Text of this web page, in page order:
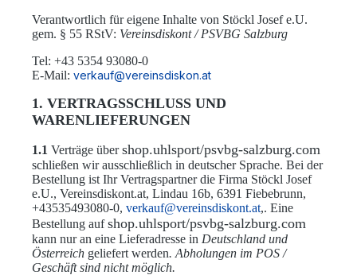
Verantwortlich für eigene Inhalte von Stöckl Josef e.U.
gem. § 55 RStV: Vereinsdiskont / PSVBG Salzburg
Tel: +43 5354 93080-0
E-Mail: verkauf@vereinsdiskon.at
1. VERTRAGSSCHLUSS UND
WARENLIEFERUNGEN
1.1 Verträge übershop.uhlsport/psvbg-salzburg.com
schließen wir ausschließlich in deutscher Sprache. Bei der
Bestellung ist Ihr Vertragspartner die Firma Stöckl Josef
e.U., Vereinsdiskont.at, Lindau 16b, 6391 Fiebebrunn,
+43535493080-0, verkauf@vereinsdiskont.at,. Eine
Bestellung aufshop.uhlsport/psvbg-salzburg.com
kann nur an eine Lieferadresse in Deutschland und
Österreich geliefert werden. Abholungen im POS /
Geschäft sind nicht möglich.